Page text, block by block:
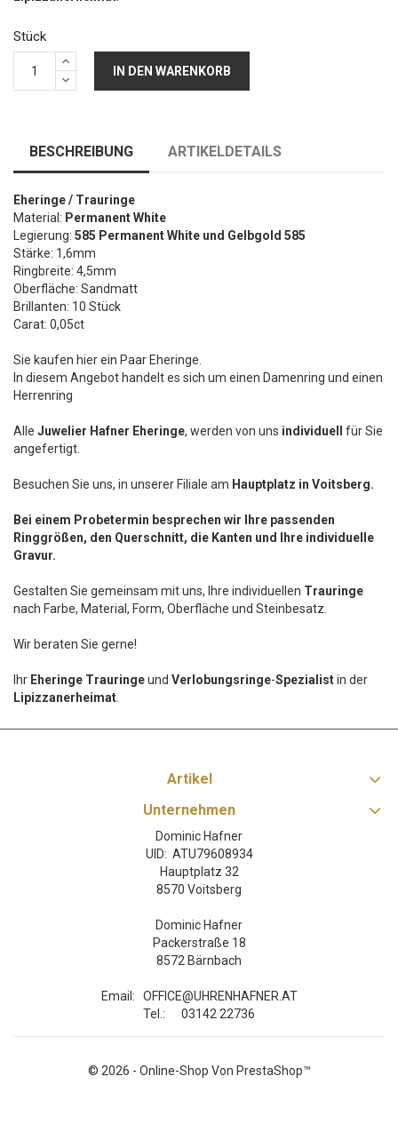
Stück
IN DEN WARENKORB
BESCHREIBUNG ARTIKELDETAILS
Eheringe / Trauringe
Material: Permanent White
Legierung: 585 Permanent White und Gelbgold 585
Stärke: 1,6mm
Ringbreite: 4,5mm
Oberfläche: Sandmatt
Brillanten: 10 Stück
Carat: 0,05ct
Sie kaufen hier ein Paar Eheringe.
In diesem Angebot handelt es sich um einen Damenring und einen
Herrenring
Alle Juwelier Hafner Eheringe, werden von uns individuell
für Sie
angefertigt.
Besuchen Sie uns, in unserer Filiale am Hauptplatz in Voitsberg.
Bei einem Probetermin besprechen wir Ihre passenden
Ringgrößen, den Querschnitt, die Kanten und Ihre individuelle
Gravur.
Gestalten Sie gemeinsam mit uns, Ihre individuellen Trauringe
nach Farbe, Material, Form, Oberfläche und Steinbesatz.
Wir beraten Sie gerne!
Ihr Eheringe Trauringeund Verlobungsringe-Spezialistin der
Lipizzanerheimat
Artikel
Unternehmen
Dominic Hafner
UID: ATU79608934
Hauptplatz 32
8570 Voitsberg
Dominic Hafner
Packerstraße 18
8572 Bärnbach
Email: OFFICE@UHRENHAFNER.AT
Tel.: 03142 22736
© 2026 - Online-Shop Von PrestaShop™